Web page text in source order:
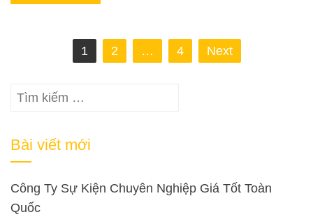
bài
1 2 … 4 Next
Tìm
Bài viết mới
Công Ty Sự Kiện Chuyên Nghiệp Giá Tốt Toàn
Quốc